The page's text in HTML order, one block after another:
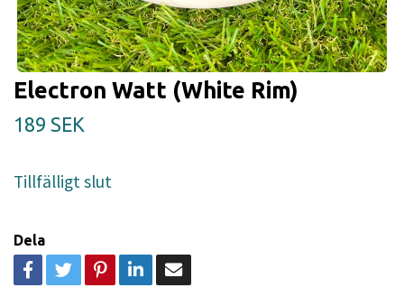
Electron Watt (White Rim)
189 SEK
Tillfälligt slut
Dela